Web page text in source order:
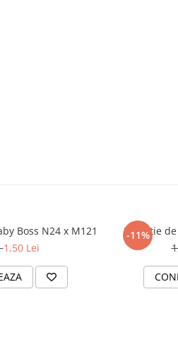
Boss N24 x M121
1,50 Lei
-11%
Invitatie